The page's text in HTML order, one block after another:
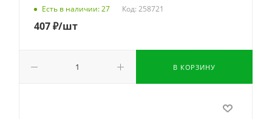
Есть в наличии: 27 Код: 258721
407₽/шт
В КОРЗИНУ